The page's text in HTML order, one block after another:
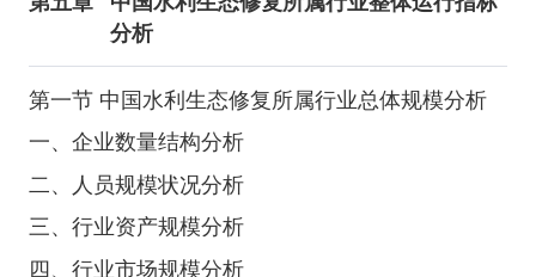
分析
第一节 中国水利生态修复所属行业总体规模分析
一、企业数量结构分析
二、人员规模状况分析
三、行业资产规模分析
四、行业市场规模分析